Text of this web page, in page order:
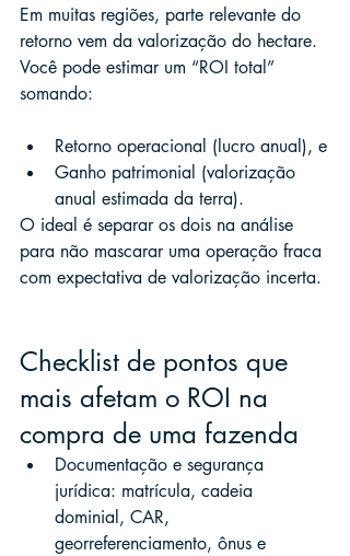
Em muitas regiões, parte relevante do
retorno vem da valorização do hectare.
Você pode estimar um “ROI total”
somando:
Retorno operacional (lucro anual), e
Ganho patrimonial (valorização
anual estimada da terra).
O ideal é separar os dois na análise
para não mascarar uma operação fraca
com expectativa de valorização incerta.
Checklist de pontos que
mais afetam o ROI na
compra de uma fazenda
Documentação e segurança
jurídica: matrícula, cadeia
dominial, CAR,
georreferenciamento, ônus e